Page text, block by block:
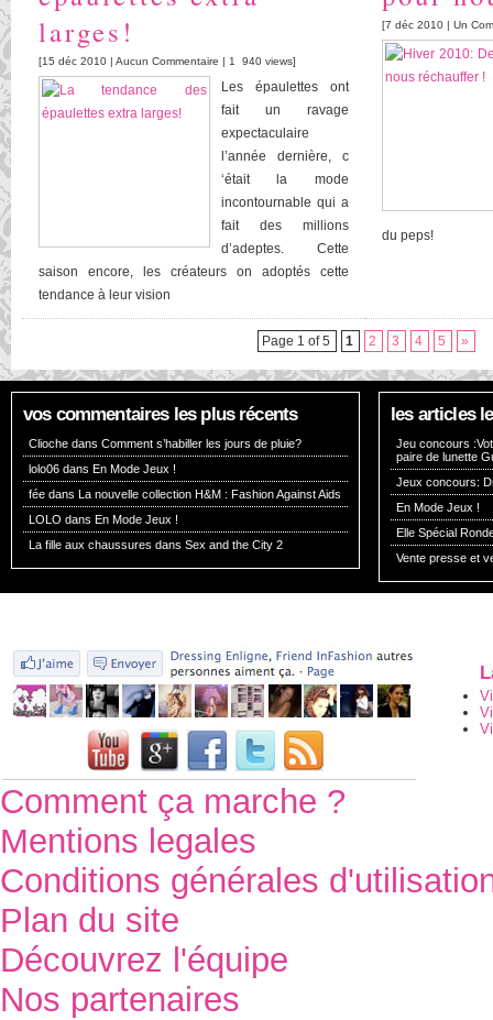
larges!
[15 déc 2010 | Aucun Commentaire | 1 940 views]
Les épaulettes ont
fait un ravage
expectaculaire
l’année dernière, c
‘était la mode
incontournable qui a
fait des millions
d’adeptes. Cette
saison encore, les créateurs on adoptés cette
tendance à leur vision
[7 déc 2010 | Un
du peps!
Page 1 of 5 1 2 3 4 5 »
vos commentaires les plus récents
Clioche dans Comment s’habiller les jours de pluie?
lolo06 dans En Mode Jeux !
fée dans La nouvelle collection H&M : Fashion Against Aids
LOLO dans En Mode Jeux !
La fille aux chaussures dans Sex and the City 2
les articles
Jeu concours
paire de lunette
Jeux concours:
En Mode Jeux !
Elle Spécial
Vente presse et
Comment ça marche ?
Mentions legales
Conditions générales
Plan du site
Découvrez l'équipe
Nos partenaires